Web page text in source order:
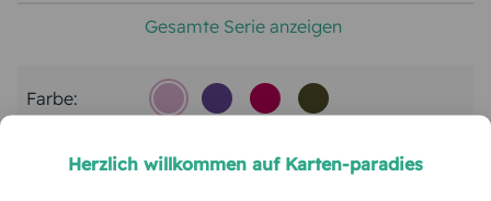
Gesamte Serie anzeigen
Farbe:
Format: Bedruckter Umschlag C6
Herzlich willkommen auf Karten-paradies